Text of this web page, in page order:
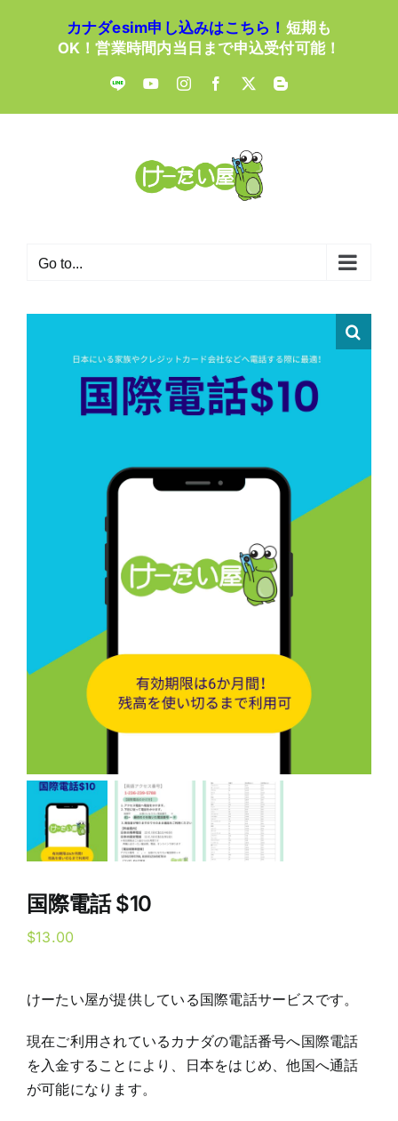
カナダesim申し込みはこちら！ 短期も
OK！営業時間内当日まで申込受付可能！
LINE YouTubeInstagramFacebook
X Blogger
Go to...
国際電話 $10
$13.00
けーたい屋が提供している国際電話サービスです。
現在ご利用されているカナダの電話番号へ国際電話
を入金することにより、日本をはじめ、他国へ通話
が可能になります。